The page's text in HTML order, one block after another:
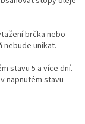
brčka nebo
nebude unikat.
stavu 5 a více dní.
napnutém stavu